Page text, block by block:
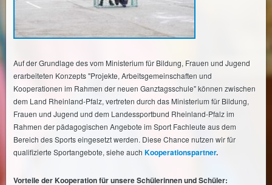
Auf der Grundlage des vom Ministerium für Bildung, Frauen und Jugend
erarbeiteten Konzepts "Projekte, Arbeitsgemeinschaften und
Kooperationen im Rahmen der neuen Ganztagsschule" können zwischen
dem Land Rheinland-Pfalz, vertreten durch das Ministerium für Bildung,
Frauen und Jugend und dem Landessportbund Rheinland-Pfalz im
Rahmen der pädagogischen Angebote im Sport Fachleute aus dem
Bereich des Sports eingesetzt werden. Diese Chance nutzen wir für
qualifizierte Sportangebote, siehe auch Kooperationspartner.
Vorteile der Kooperation für unsere Schülerinnen und Schüler: